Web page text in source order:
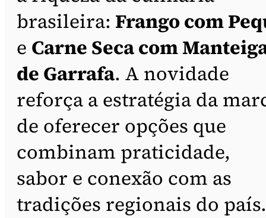
brasileira: Frango com
e Carne Seca com
de Garrafa. A novidade
reforça a estratégia da
de oferecer opções que
combinam praticidade,
sabor e conexão com as
tradições regionais do país.